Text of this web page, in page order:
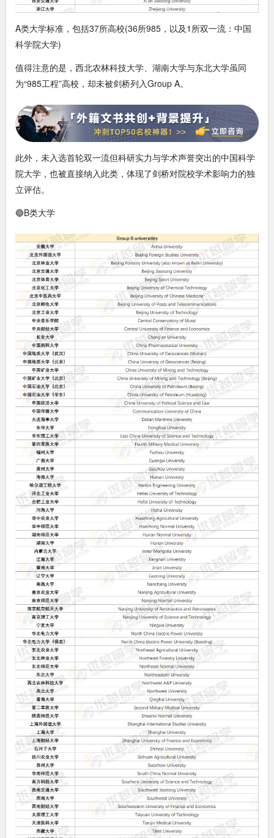
A类大学标准，包括37所高校(36所985，以及1所双一流：中国
科学院大学)
值得注意的是，西北农林科技大学、湖南大学与东北大学虽同
为“985工程”高校，却未被剑桥列入Group A。
此外，未入选首轮双一流但科研实力与学术声誉突出的中国科学
院大学，也被直接纳入此类，体现了剑桥对院校学术影响力的独
立评估。
🔵B类大学